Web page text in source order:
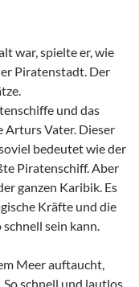
war, spielte er, wie
Piratenstadt. Der
und das
Arturs Vater. Dieser
bedeutet wie der
Piratenschiff. Aber
ganzen Karibik. Es
Kräfte und die
schnell sein kann.
Meer auftaucht,
So schnell und lautlos